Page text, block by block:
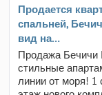
Продается
спальней,
вид на…
Продажа
стильные
линии от моря! 1